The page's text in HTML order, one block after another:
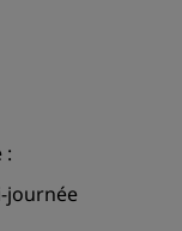
:
journée